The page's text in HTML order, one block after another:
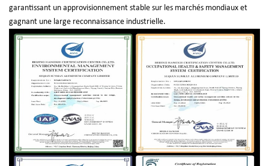
garantissant un approvisionnement stable sur les marchés mondiaux et
gagnant une large reconnaissance industrielle.